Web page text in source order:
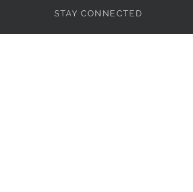
STAY CONNECTED